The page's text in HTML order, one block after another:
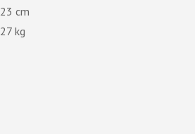
23
27